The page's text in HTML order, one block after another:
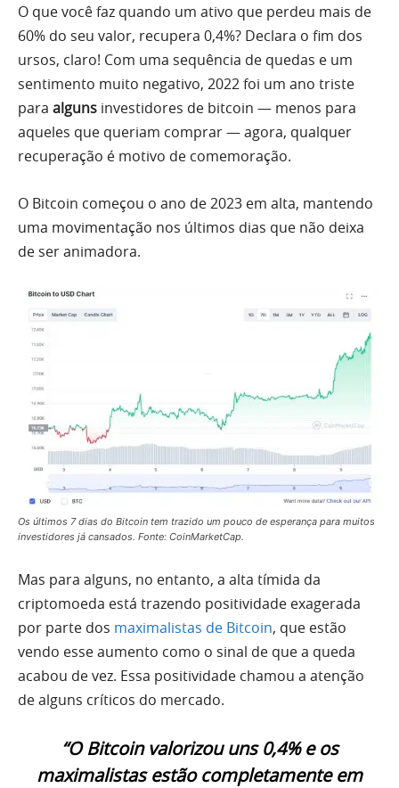
O que você faz quando um ativo que perdeu mais de
60% do seu valor, recupera 0,4%? Declara o fim dos
ursos, claro! Com uma sequência de quedas e um
sentimento muito negativo, 2022 foi um ano triste
para alguns investidores de bitcoin — menos para
aqueles que queriam comprar — agora, qualquer
recuperação é motivo de comemoração.
O Bitcoin começou o ano de 2023 em alta, mantendo
uma movimentação nos últimos dias que não deixa
de ser animadora.
Os últimos 7 dias do Bitcoin tem trazido um pouco de esperança para muitos
investidores já cansados. Fonte: CoinMarketCap.
Mas para alguns, no entanto, a alta tímida da
criptomoeda está trazendo positividade exagerada
por parte dos maximalistas de Bitcoin, que estão
vendo esse aumento como o sinal de que a queda
acabou de vez. Essa positividade chamou a atenção
de alguns críticos do mercado.
“O Bitcoin valorizou uns 0,4% e os
maximalistas estão completamente em